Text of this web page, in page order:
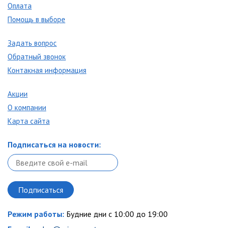
Оплата
Помощь в выборе
Задать вопрос
Обратный звонок
Контакная информация
Акции
О компании
Карта сайта
Подписаться на новости:
Режим работы: Будние дни с 10:00 до 19:00